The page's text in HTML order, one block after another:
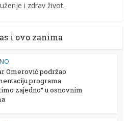
i zdrav život.
i ovo zanima
Omerović podržao
programa
zajedno“ u osnovnim